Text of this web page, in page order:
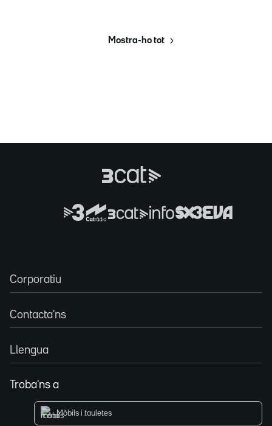
Mostra-ho tot
Corporatiu
Contacta'ns
Llengua
Troba'ns a
Mòbils i tauletes